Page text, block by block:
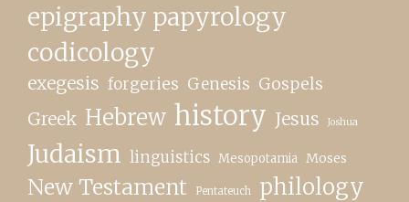
epigraphy papyrology
codicology
exegesis forgeries Genesis Gospels
Greek Hebrew history Jesus Joshua
Judaism linguistics Mesopotamia Moses
New Testament Pentateuch philology